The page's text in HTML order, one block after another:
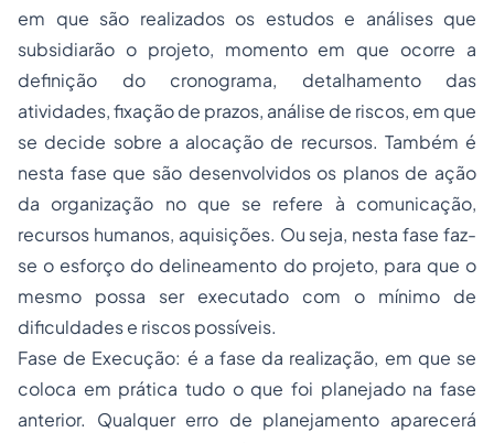
em que são realizados os estudos e análises que
subsidiarão o projeto, momento em que ocorre a
definição do cronograma, detalhamento das
atividades, fixação de prazos, análise de riscos, em que
se decide sobre a alocação de recursos. Também é
nesta fase que são desenvolvidos os planos de ação
da organização no que se refere à comunicação,
recursos humanos, aquisições. Ou seja, nesta fase faz-
se o esforço do delineamento do projeto, para que o
mesmo possa ser executado com o mínimo de
dificuldades e riscos possíveis.
Fase de Execução: é a fase da realização, em que se
coloca em prática tudo o que foi planejado na fase
anterior. Qualquer erro de planejamento aparecerá